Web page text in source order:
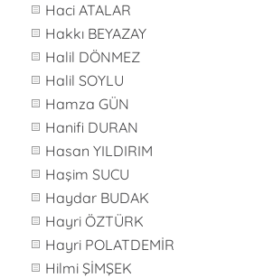
Haci ATALAR
Hakkı BEYAZAY
Halil DÖNMEZ
Halil SOYLU
Hamza GÜN
Hanifi DURAN
Hasan YILDIRIM
Haşim SUCU
Haydar BUDAK
Hayri ÖZTÜRK
Hayri POLATDEMİR
Hilmi ŞİMŞEK